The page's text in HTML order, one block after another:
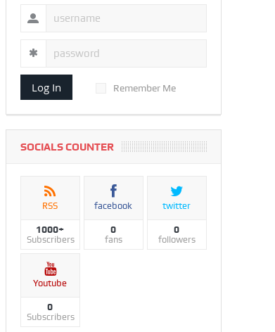
Log In Remember Me
SOCIALS COUNTER
RSS
1000+
Subscribers
facebook
0
fans
twitter
0
followers
Youtube
0
Subscribers